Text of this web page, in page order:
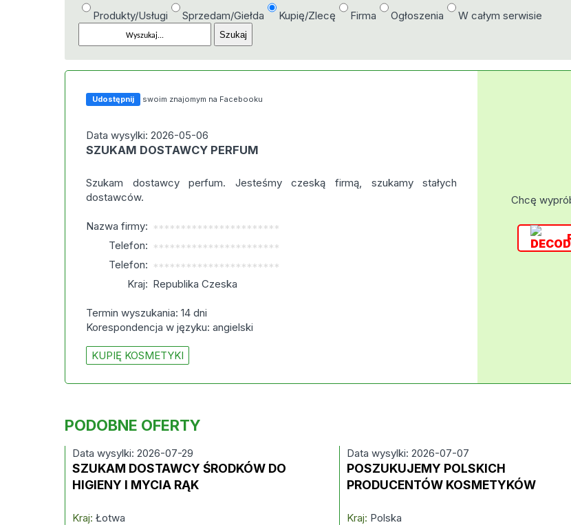
Produkty/Usługi Sprzedam/Giełda Kupię/Zlecę Firma Ogłoszenia W całym serwisie
Udostępnij swoim znajomym na Facebooku
Data wysylki: 2026-05-06
SZUKAM DOSTAWCY PERFUM
Szukam dostawcy perfum. Jesteśmy czeską firmą, szukamy stałych
dostawców.
Nazwa firmy: ***********************
Telefon: ***********************
Telefon: ***********************
Kraj: Republika Czeska
Termin wyszukania: 14 dni
Korespondencja w języku: angielski
KUPIĘ KOSMETYKI
Chcę
PODOBNE OFERTY
Data wysylki: 2026-07-29
SZUKAM DOSTAWCY ŚRODKÓW DO
HIGIENY I MYCIA RĄK
Kraj: Łotwa
Data wysylki: 2026-07-07
POSZUKUJEMY POLSKICH
PRODUCENTÓW KOSMETYKÓW
Kraj: Polska